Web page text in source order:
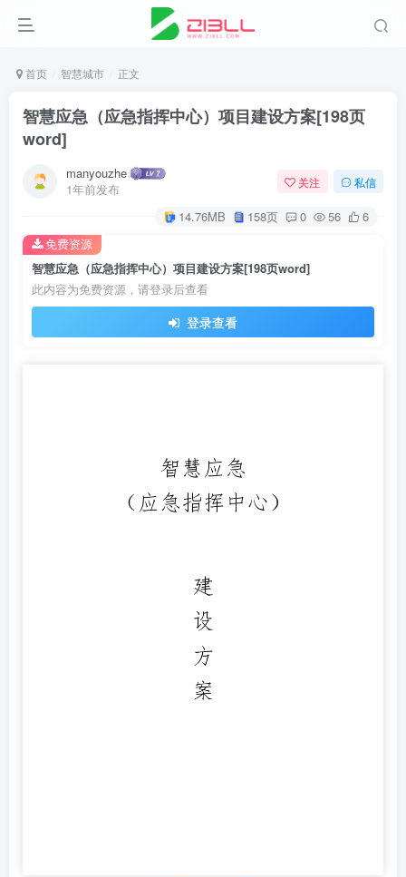
首页 智慧城市 正文
智慧应急（应急指挥中心）项目建设方案[198页
word]
manyouzhe
1年前发布
关注 私信
14.76MB 158页 0 56 6
智慧应急（应急指挥中心）项目建设方案[198页word]
此内容为免费资源，请登录后查看
登录查看
免费资源